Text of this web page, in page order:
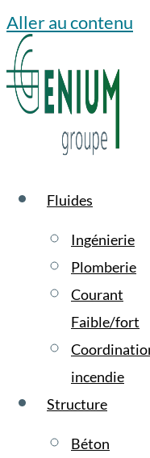
Aller au contenu
Fluides
Ingénierie
Plomberie
Courant
Faible/fort
incendie
Structure
Béton